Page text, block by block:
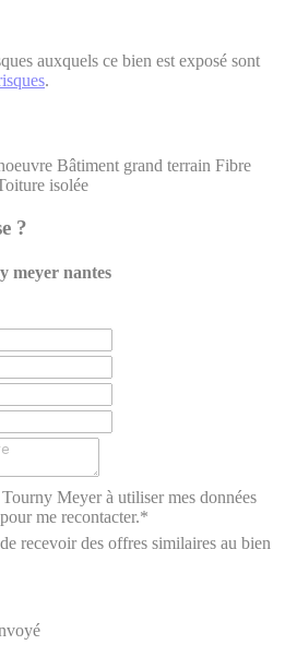
auxquels ce bien est exposé sont
.
Bâtiment grand terrain Fibre
isolée
?
meyer nantes
Tourny Meyer à utiliser mes données
me recontacter.*
de recevoir des offres similaires au bien